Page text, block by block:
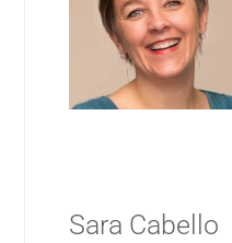
Sara Cabello